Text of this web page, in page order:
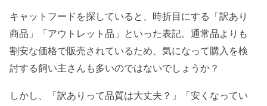
キャットフードを探していると、時折目にする「訳あり
商品」「アウトレット品」といった表記。通常品よりも
割安な価格で販売されているため、気になって購入を検
討する飼い主さんも多いのではないでしょうか？
しかし、「訳ありって品質は大丈夫？」「安くなってい